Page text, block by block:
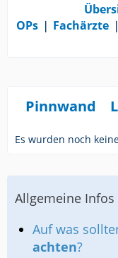
OPs ❘ Fachärzte ❘
Pinnwand
Es wurden noch
Allgemeine Infos
Auf was
achten?